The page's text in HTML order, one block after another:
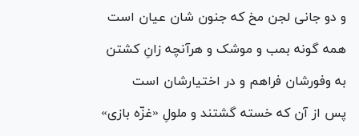
و دو جانی لجن مخ که جنون شان عیان است
همه گونه بمب و موشک و هرآنچه زانِ کشتن
به وفورشان فراهم و در اختیارشان است
پس از آن که خسته گشتند و ملولِ «غزّه بازی»